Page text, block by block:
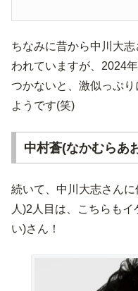
ちなみに昔から中川大
われていますが、2024
つかないと、激似っぷ
ようです(笑)
中村蒼(なかむらあ
続いて、中川大志さん
人)2人目は、こちらも
い)さん！